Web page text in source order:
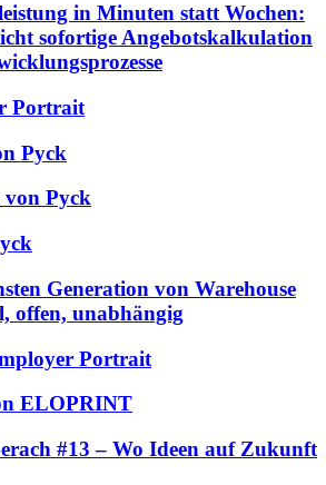
in Minuten statt Wochen:
sofortige Angebotskalkulation
Portrait
Pyck
Pyck
Generation von Warehouse
offen, unabhängig
Portrait
ELOPRINT
#13 – Wo Ideen auf Zukunft